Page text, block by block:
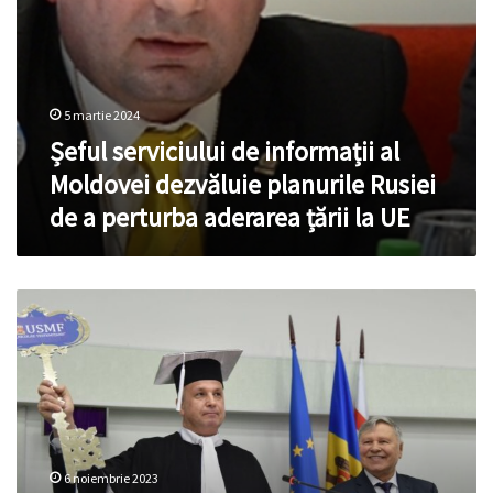
perturba
aderarea
UE
5 martie 2024
Șeful serviciului de informații al
Moldovei dezvăluie planurile Rusiei
de a perturba aderarea țării la UE
Cum
pisicile
l-
ajutat
pe
Ceban
câștige6 noiembrie 2023